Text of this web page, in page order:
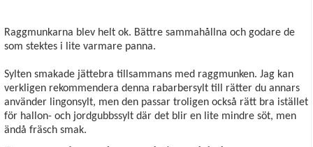
Raggmunkarna blev helt ok. Bättre sammahållna och godare de
som stektes i lite varmare panna.
Sylten smakade jättebra tillsammans med raggmunken. Jag kan
verkligen rekommendera denna rabarbersylt till rätter du annars
använder lingonsylt, men den passar troligen också rätt bra istället
för hallon- och jordgubbssylt där det blir en lite mindre söt, men
ändå fräsch smak.